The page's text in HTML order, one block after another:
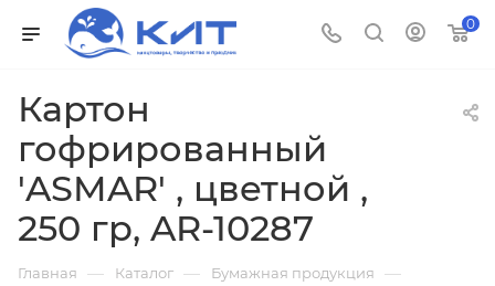
0
Картон
гофрированный
'ASMAR' , цветной ,
250 гр, AR-10287
Главная — Каталог — Бумажная продукция —